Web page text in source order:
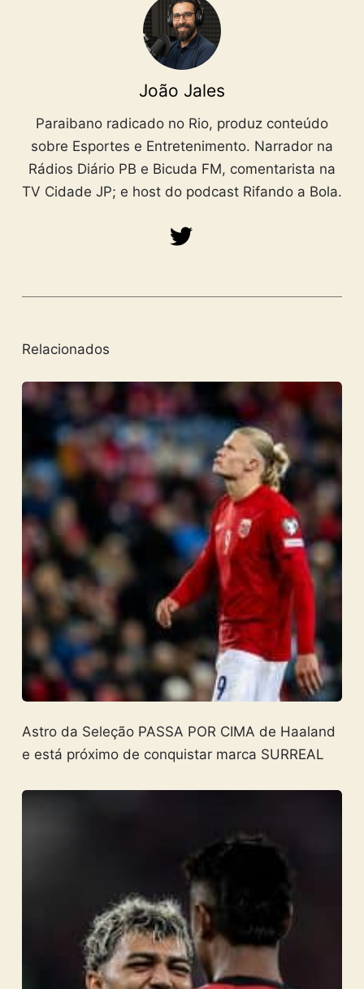
João Jales
Paraibano radicado no Rio, produz conteúdo
sobre Esportes e Entretenimento. Narrador na
Rádios Diário PB e Bicuda FM, comentarista na
TV Cidade JP; e host do podcast Rifando a Bola.
Relacionados
Astro da Seleção PASSA POR CIMA de Haaland
e está próximo de conquistar marca SURREAL